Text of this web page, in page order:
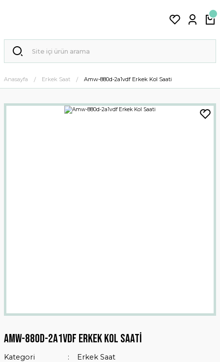
Anasayfa Erkek Saat Amw-880d-2a1vdf Erkek Kol Saati
Amw-880d-2a1vdf Erkek Kol Saati
Kategori
Erkek Saat